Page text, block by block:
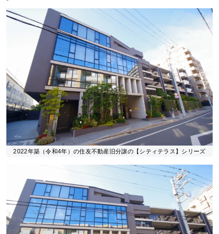
2022年築（令和4年）の住友不動産旧分譲の【シティテラス】シリーズ